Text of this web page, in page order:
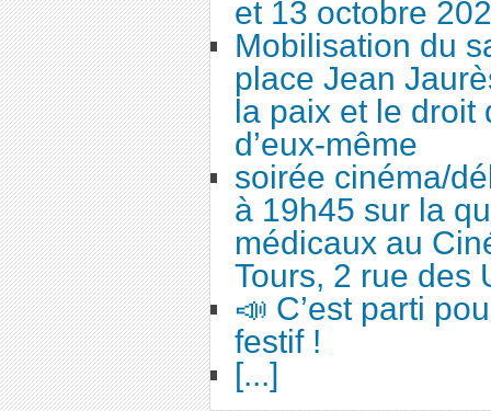
et 13 octobre
Mobilisation du
place Jean
la paix et le droit
d’eux-même
soirée cinéma/
à 19h45 sur la
médicaux au
Tours, 2 rue des
📣 C’est parti
festif !
[...]